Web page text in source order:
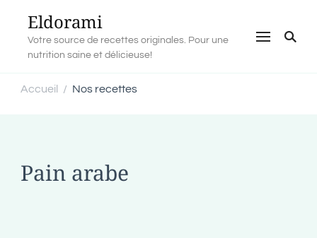
Eldorami
Votre source de recettes originales. Pour une
nutrition saine et délicieuse!
Accueil / Nos recettes
Pain arabe